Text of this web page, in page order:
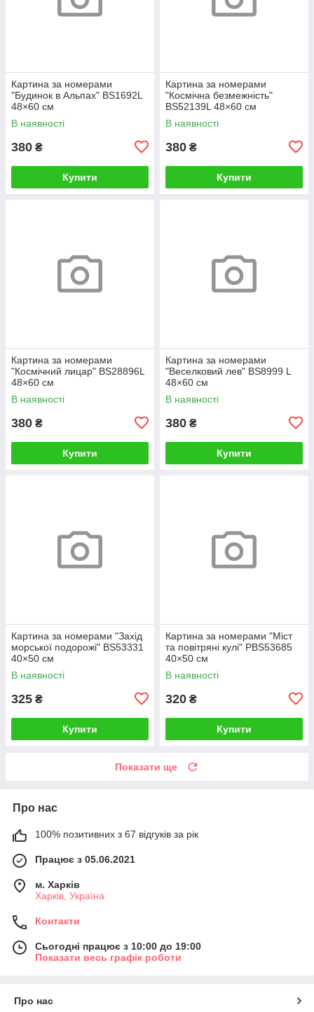
Картина за номерами
"Будинок в Альпах" BS1692L
48×60 см
В наявності
380 ₴
Купити
Картина за номерами
"Космічна безмежність"
BS52139L 48×60 см
В наявності
380 ₴
Купити
Картина за номерами
"Космічний лицар" BS28896L
48×60 см
В наявності
380 ₴
Купити
Картина за номерами
"Веселковий лев" BS8999 L
48×60 см
В наявності
380 ₴
Купити
Картина за номерами "Захід
морської подорожі" BS53331
40×50 см
В наявності
325 ₴
Купити
Картина за номерами "Міст
та повітряні кулі" PBS53685
40×50 см
В наявності
320 ₴
Купити
Показати ще
Про нас
100% позитивних з 67 відгуків за рік
Працює з 05.06.2021
м. Харків
Харків, Україна
Контакти
Сьогодні працює з 10:00 до 19:00
Показати весь графік роботи
Про нас